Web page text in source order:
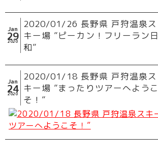
Jan
29
2020
2020/01/26 長野県 戸狩温泉ス
キー場 ”ピーカン！フリーラン日
和”
Jan
24
2020
2020/01/18 長野県 戸狩温泉ス
キー場 ”まったりツアーへようこ
そ！”